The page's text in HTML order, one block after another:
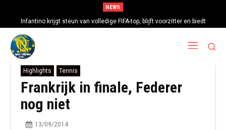
NEWS
Infantino krijgt steun van volledige FIFA-top, blijft voorzitter en biedt
excuses aan
Highlights Tennis
Frankrijk in finale, Federer
nog niet
13/09/2014